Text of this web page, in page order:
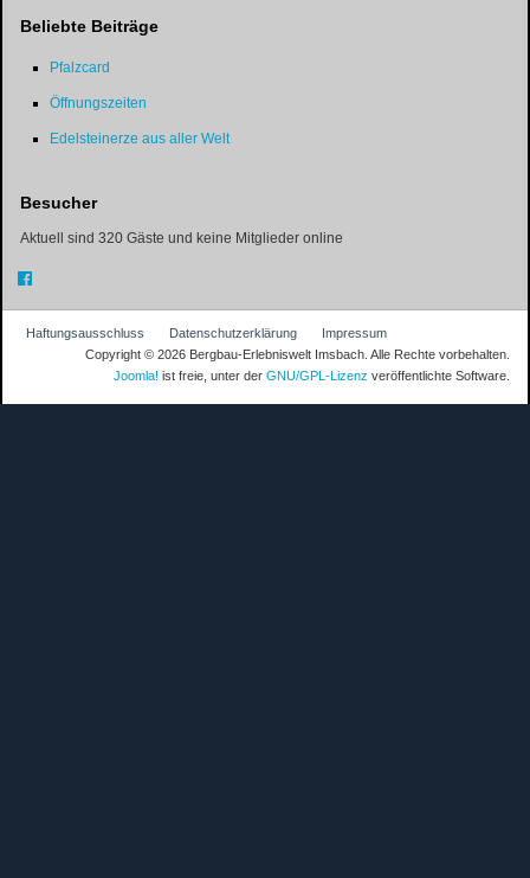
Beliebte Beiträge
Pfalzcard
Öffnungszeiten
Edelsteinerze aus aller Welt
Besucher
Aktuell sind 320 Gäste und keine Mitglieder online
Haftungsausschluss Datenschutzerklärung
Impressum
Copyright © 2026 Bergbau-Erlebniswelt Imsbach. Alle Rechte vorbehalten.
Joomla! ist freie, unter der GNU/GPL-Lizenz veröffentlichte Software.